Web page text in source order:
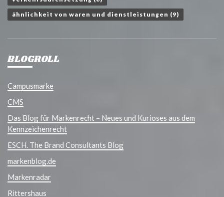
ähnlichkeit von waren und dienstleistungen (9)
BLOGROLL
Campusmarke
CMS
Das Blog für Markenrecht – Neues und Kurioses aus dem
Kennzeichenrecht
ESCH. The Brand Consultants Blog
markenblog.de
Markenradar
Rittershaus